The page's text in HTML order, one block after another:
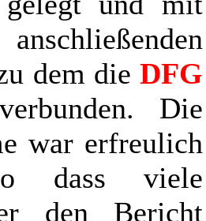
dem die DFG
Die
war erfreulich
dass viele
den Bericht